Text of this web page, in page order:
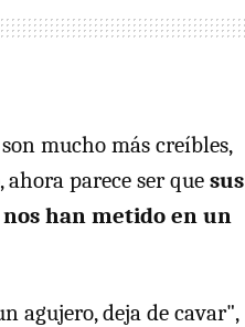
mucho más creíbles,
parece ser que sus
han metido en un
agujero, deja de cavar",